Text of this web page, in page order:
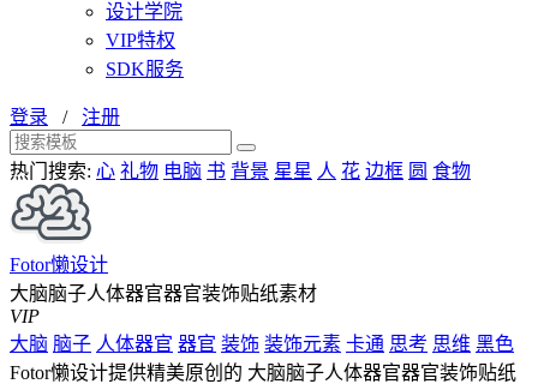
设计学院
VIP特权
SDK服务
登录 / 注册
热门搜索: 心 礼物 电脑 书 背景 星星 人 花 边框 圆 食物
Fotor懒设计
大脑脑子人体器官器官装饰贴纸素材
VIP
大脑 脑子 人体器官 器官 装饰 装饰元素 卡通 思考 思维 黑色
Fotor懒设计提供精美原创的 大脑脑子人体器官器官装饰贴纸